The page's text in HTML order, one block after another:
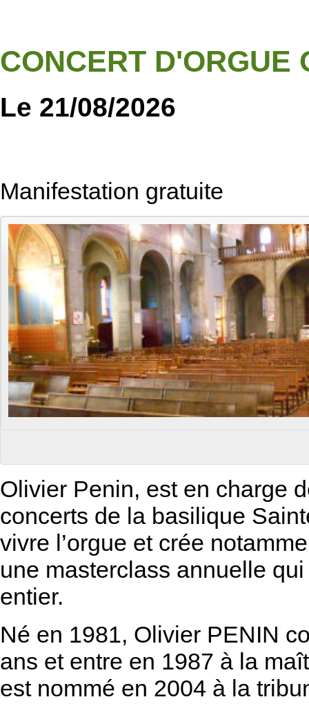
CONCERT D'ORGUE
Le 21/08/2026
Manifestation gratuite
Olivier Penin, est en charge
concerts de la basilique
vivre l’orgue et crée
une masterclass annuelle
entier.
Né en 1981, Olivier PENIN
ans et entre en 1987 à la
est nommé en 2004 à la